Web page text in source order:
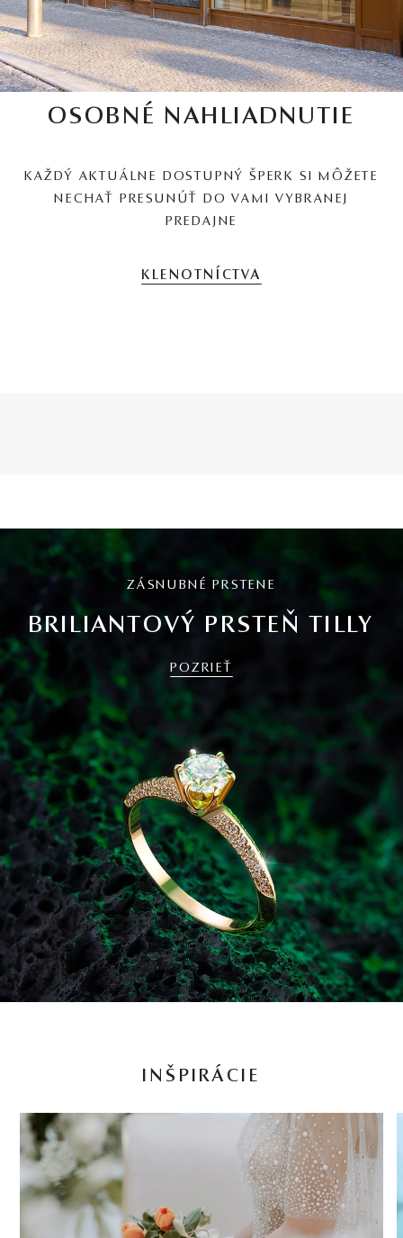
OSOBNÉ NAHLIADNUTIE
KAŽDÝ AKTUÁLNE DOSTUPNÝ ŠPERK SI MÔŽETE
NECHAŤ PRESUNÚŤ DO VAMI VYBRANEJ
PREDAJNE
KLENOTNÍCTVA
ZÁSNUBNÉ PRSTENE
BRILIANTOVÝ PRSTEŇ TILLY
POZRIEŤ
INŠPIRÁCIE